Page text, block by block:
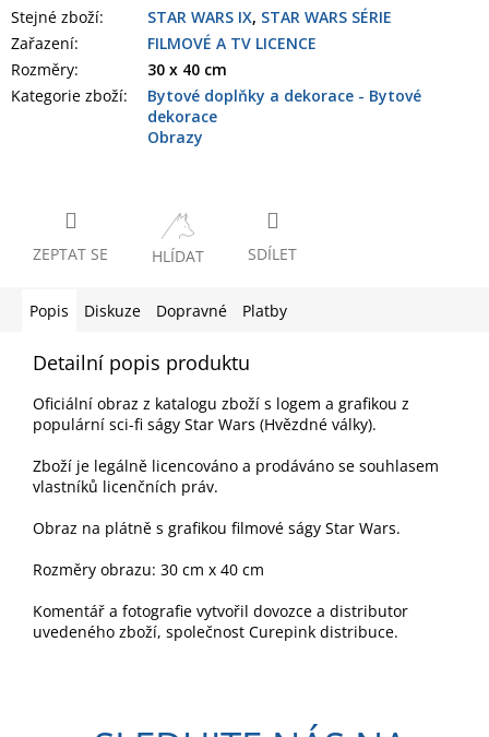
Stejné zboží:
STAR WARS IX, STAR WARS SÉRIE
Zařazení:
FILMOVÉ A TV LICENCE
Rozměry:
30 x 40 cm
Kategorie zboží:
Bytové doplňky a dekorace - Bytové
dekorace
Obrazy
ZEPTAT SE HLÍDAT SDÍLET
Popis Diskuze Dopravné Platby
Detailní popis produktu
Oficiální obraz z katalogu zboží s logem a grafikou z
populární sci-fi ságy Star Wars (Hvězdné války).
Zboží je legálně licencováno a prodáváno se souhlasem
vlastníků licenčních práv.
Obraz na plátně s grafikou filmové ságy Star Wars.
Rozměry obrazu: 30 cm x 40 cm
Komentář a fotografie vytvořil dovozce a distributor
uvedeného zboží, společnost Curepink distribuce.